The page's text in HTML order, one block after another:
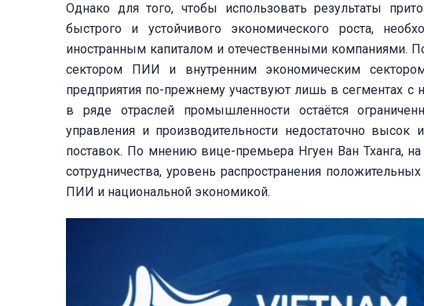
Однако для того, чтобы использовать результаты
быстрого и устойчивого экономического роста,
иностранным капиталом и отечественными компаниями.
сектором ПИИ и внутренним экономическим
предприятия по-прежнему участвуют лишь в сегментах с
в ряде отраслей промышленности остаётся
управления и производительности недостаточно
поставок. По мнению вице-премьера Нгуен Ван Тханга,
сотрудничества, уровень распространения
ПИИ и национальной экономикой.